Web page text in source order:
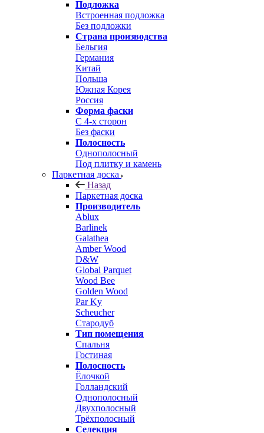
Подложка
Встроенная подложка
Без подложки
Страна производства
Бельгия
Германия
Китай
Польша
Южная Корея
Россия
Форма фаски
С 4-х сторон
Без фаски
Полосность
Однополосный
Под плитку и камень
Паркетная доска
Назад
Паркетная доска
Производитель
Ablux
Barlinek
Galathea
Amber Wood
D&W
Global Parquet
Wood Bee
Golden Wood
Par Ky
Scheucher
Стародуб
Тип помещения
Спальня
Гостиная
Полосность
Ёлочкой
Голландский
Однополосный
Двухполосный
Трёхполосный
Селекция